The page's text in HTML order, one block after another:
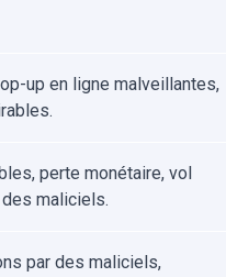
up en ligne malveillantes,
perte monétaire, vol
maliciels.
par des maliciels,